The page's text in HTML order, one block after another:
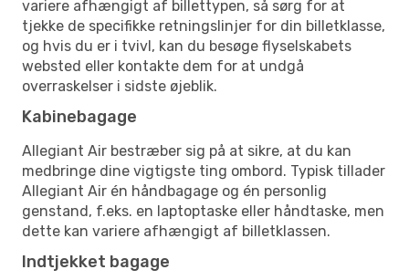
variere afhængigt af billettypen, så sørg for at
tjekke de specifikke retningslinjer for din billetklasse,
og hvis du er i tvivl, kan du besøge flyselskabets
websted eller kontakte dem for at undgå
overraskelser i sidste øjeblik.
Kabinebagage
Allegiant Air bestræber sig på at sikre, at du kan
medbringe dine vigtigste ting ombord. Typisk tillader
Allegiant Air én håndbagage og én personlig
genstand, f.eks. en laptoptaske eller håndtaske, men
dette kan variere afhængigt af billetklassen.
Indtjekket bagage